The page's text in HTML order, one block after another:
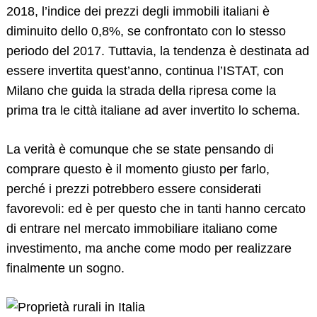
2018, l’indice dei prezzi degli immobili italiani è
diminuito dello 0,8%, se confrontato con lo stesso
periodo del 2017. Tuttavia, la tendenza è destinata ad
essere invertita quest’anno, continua l’ISTAT, con
Milano che guida la strada della ripresa come la
prima tra le città italiane ad aver invertito lo schema.
La verità è comunque che se state pensando di
comprare questo è il momento giusto per farlo,
perché i prezzi potrebbero essere considerati
favorevoli: ed è per questo che in tanti hanno cercato
di entrare nel mercato immobiliare italiano come
investimento, ma anche come modo per realizzare
finalmente un sogno.